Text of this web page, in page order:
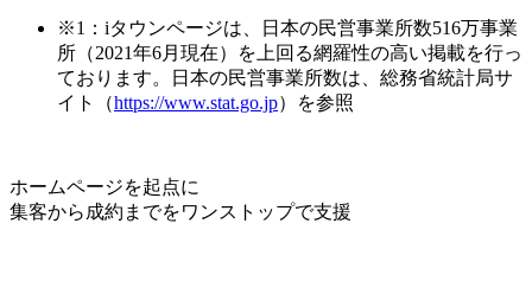
※1：iタウンページは、日本の民営事業所数516万事業
所（2021年6月現在）を上回る網羅性の高い掲載を行っ
ております。日本の民営事業所数は、総務省統計局サ
イト（https://www.stat.go.jp）を参照
ホームページを起点に
集客から成約までをワンストップで支援